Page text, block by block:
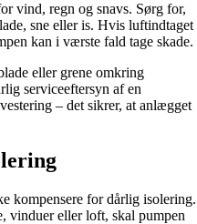
vind, regn og snavs. Sørg for,
sne eller is. Hvis luftindtaget
kan i værste fald tage skade.
eller grene omkring
serviceeftersyn af en
– det sikrer, at anlægget
kompensere for dårlig isolering.
vinduer eller loft, skal pumpen